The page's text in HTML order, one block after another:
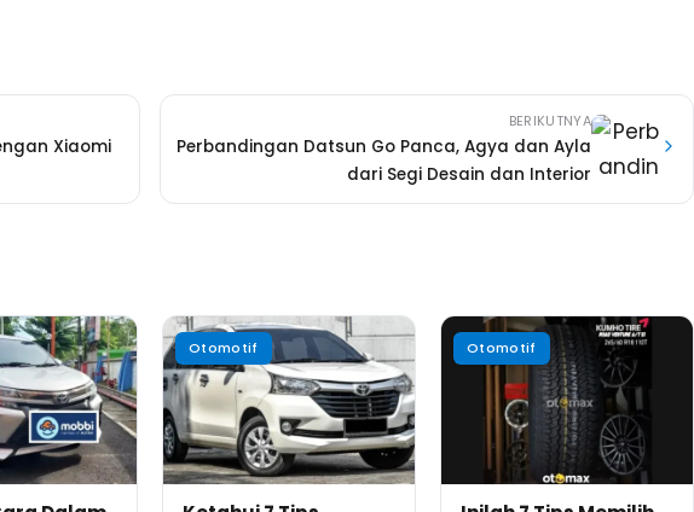
Xiaomi
BERIKUTNYA
Perbandingan Datsun Go Panca, Agya dan Ayla
dari Segi Desain dan Interior
Otomotif Otomotif